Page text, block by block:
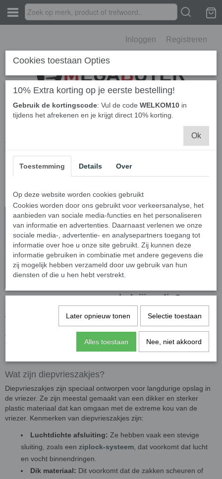
Inloggen Registreren
Home Berichten
› Wat is het verschil tussen boterhamzakje en
diepvrieszakje?
Wat is het verschil tussen
boterhamzakje en
diepvrieszakje?
Het verschil tussen
diepvrieszakje en
boterhamzakje: Wat
heb jij nodig?
Als het gaat om voedselopslag en -behoud, zijn goed gekozen
zakken essentieel. Twee veelvoorkomende opties zijn
diepvrieszakken en boterhamzakken. Maar wat is het verschil
tussen deze twee en wanneer gebruik je welke? In deze blogpost
Wat zijn diepvrieszakjes?
Diepvrieszakjes zijn speciaal ontworpen voor langdurige opslag in
de vriezer. Ze zijn meestal gemaakt van een dikker en sterker
plastic materiaal dat kan omgaan met de extreme kou van de
vriezer. Kenmerken van diepvrieszakjes zijn:
Luchtdichte afsluiting: Ze hebben vaak een stevige
sluiting, zoals een ziplock-systeem , dat voorkomt dat lucht
en vocht binnendringen.
Dik materiaal: Dit voorkomt dat de zakken scheuren of
Cookies toestaan Opties
10% Extra korting op je eerste bestelling!
Gebruik de kortingscode: Vul de code WELKOM10 in
tijdens het afrekenen en je krijgt direct 10% korting.
Ok
Toestemming Details Over
Op deze website worden cookies gebruikt
Cookies worden door ons gebruikt voor verkeersanalyse, het
aanbieden van sociale media-functies en het personaliseren
van informatie en advertenties. Daarnaast verlenen we onze
sociale media-, advertentie- en analysepartners toegang tot
informatie over hoe u onze site gebruikt. Zij kunnen deze
informatie gebruiken in combinatie met andere gegevens die
zij mogelijk hebben verzameld door uw gebruik van hun
diensten of die u hen hebt verstrekt.
Later opnieuw tonen Selectie toestaan
Alles toestaan Nee, niet akkoord